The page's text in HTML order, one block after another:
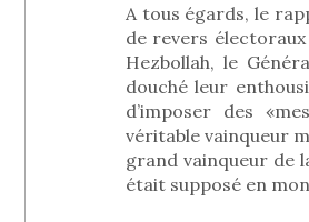
A tous égards, le
de revers
Hezbollah, le
douché leur
d’imposer des
véritable vainqueur
grand vainqueur de
était supposé en